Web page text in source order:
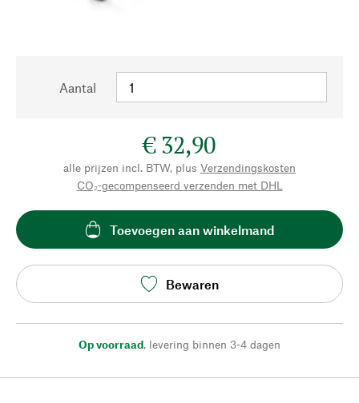
Aantal
€ 32,90
alle prijzen incl. BTW, plus Verzendingskosten
CO₂-gecompenseerd verzenden met DHL
Toevoegen aan winkelmand
Bewaren
Op voorraad, levering binnen 3-4 dagen